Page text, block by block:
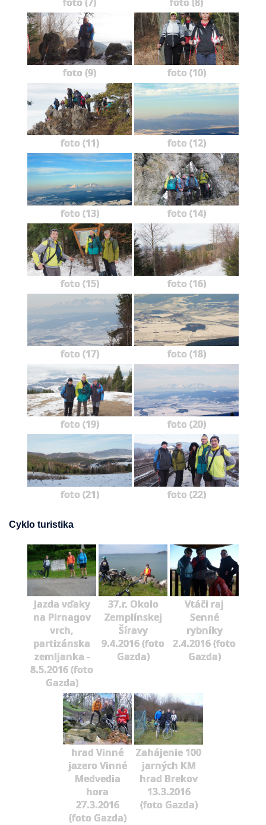
foto (9) foto (10)
foto (11) foto (12)
foto (13) foto (14)
foto (15) foto (16)
foto (17) foto (18)
foto (19) foto (20)
foto (21) foto (22)
Cyklo turistika
Jazda vďaky
na Pirnagov
vrch,
partizánska
zemljanka -
8.5.2016 (foto
Gazda)
37.r. Okolo
Zemplínskej
Šíravy
9.4.2016 (foto
Gazda)
Vtáči raj
Senné
rybníky
2.4.2016 (foto
Gazda)
hrad Vinné
jazero Vinné
Medvedia
hora
27.3.2016
(foto Gazda)
Zahájenie 100
jarných KM
hrad Brekov
13.3.2016
(foto Gazda)